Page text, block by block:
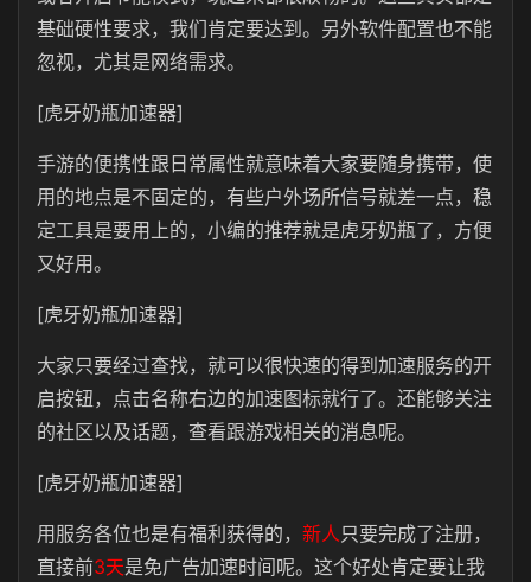
基础硬性要求，我们肯定要达到。另外软件配置也不能
忽视，尤其是网络需求。
[虎牙奶瓶加速器]
手游的便携性跟日常属性就意味着大家要随身携带，使
用的地点是不固定的，有些户外场所信号就差一点，稳
定工具是要用上的，小编的推荐就是虎牙奶瓶了，方便
又好用。
[虎牙奶瓶加速器]
大家只要经过查找，就可以很快速的得到加速服务的开
启按钮，点击名称右边的加速图标就行了。还能够关注
的社区以及话题，查看跟游戏相关的消息呢。
[虎牙奶瓶加速器]
用服务各位也是有福利获得的， 新人只要完成了注册，
直接前3天是免广告加速时间呢。这个好处肯定要让我